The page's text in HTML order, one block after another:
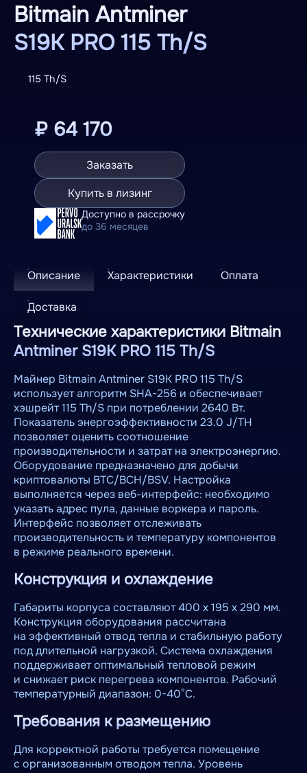
Bitmain Antminer
S19K PRO 115 Th/S
115 Th/S
₽ 64 170
Заказать
Купить в лизинг
Доступно в рассрочку
до 36 месяцев
Описание Характеристики Оплата
Доставка
Технические характеристики Bitmain
Antminer S19K PRO 115 Th/S
Майнер Bitmain Antminer S19K PRO 115 Th/S
использует алгоритм SHA-256 и обеспечивает
хэшрейт 115 Th/S при потреблении 2640 Вт.
Показатель энергоэффективности 23.0 J/TH
позволяет оценить соотношение
производительности и затрат на электроэнергию.
Оборудование предназначено для добычи
криптовалюты BTC/BCH/BSV. Настройка
выполняется через веб-интерфейс: необходимо
указать адрес пула, данные воркера и пароль.
Интерфейс позволяет отслеживать
производительность и температуру компонентов
в режиме реального времени.
Конструкция и охлаждение
Габариты корпуса составляют 400 х 195 x 290 мм.
Конструкция оборудования рассчитана
на эффективный отвод тепла и стабильную работу
под длительной нагрузкой. Система охлаждения
поддерживает оптимальный тепловой режим
и снижает риск перегрева компонентов. Рабочий
температурный диапазон: 0-40°C.
Требования к размещению
Для корректной работы требуется помещение
с организованным отводом тепла. Уровень